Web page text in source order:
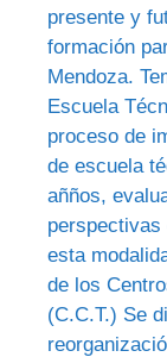
presente y
formación
Mendoza.
Escuela
proceso de
de escuela
añños,
perspectivas
esta
de los
(C.C.T.) Se